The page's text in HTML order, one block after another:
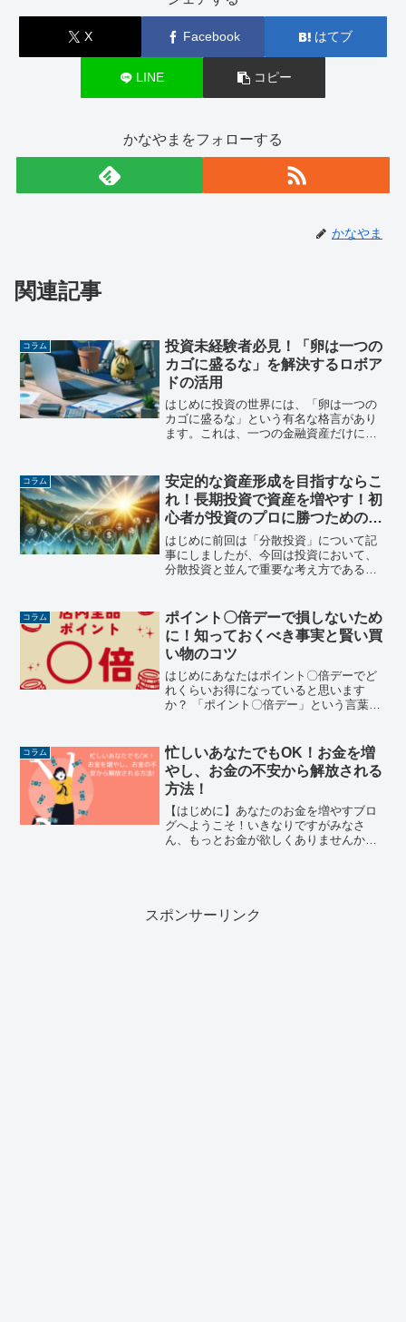
X Facebook はてブ
LINE コピー
かなやまをフォローする
かなやま
関連記事
コラム
投資未経験者必見！「卵は一つの
カゴに盛るな」を解決するロボア
ドの活用
はじめに投資の世界には、「卵は一つの
カゴに盛るな」という有名な格言があり
ます。これは、一つの金融資産だけに投
合、その株の価値が暴落してしまうと、
投資したお金をほとんど失っ...
コラム
安定的な資産形成を目指すならこ
れ！長期投資で資産を増やす！初
心者が投資のプロに勝つための方
法
はじめに前回は「分散投資」について記
事にしましたが、今回は投資において、
分散投資と並んで重要な考え方である
に直結するところです。投資の世界で
我々個人投資家がプロ（機関投...
コラム
ポイント〇倍デーで損しないため
に！知っておくべき事実と賢い買
い物のコツ
はじめにあなたはポイント〇倍デーでど
れくらいお得になっていると思います
か？ 「ポイント〇倍デー」という言葉に
し、本当に「お得」と言えるのでしょう
か？今回は、ポイント〇倍デ...
コラム
忙しいあなたでもOK！お金を増
やし、お金の不安から解放される
方法！
【はじめに】あなたのお金を増やすブロ
グへようこそ！いきなりですがみなさ
ん、もっとお金が欲しくありませんか？
スポンサーリンク